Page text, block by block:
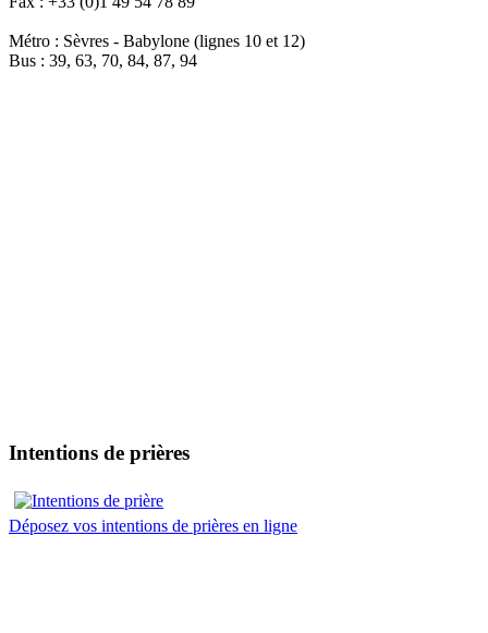
Métro : Sèvres - Babylone (lignes 10 et 12)
Bus : 39, 63, 70, 84, 87, 94
Intentions de prières
Déposez vos intentions de prières en ligne